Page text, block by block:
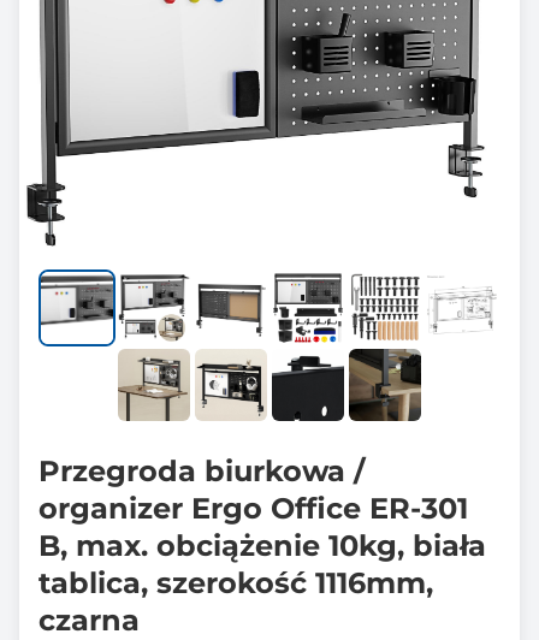
Przegroda biurkowa /
organizer Ergo Office ER-301
B, max. obciążenie 10kg, biała
tablica, szerokość 1116mm,
czarna